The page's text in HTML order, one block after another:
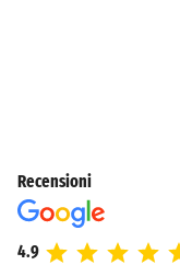
Recensioni
4.9